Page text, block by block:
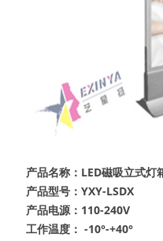
产品名称：LED磁吸立式灯
产品型号：YXY-LSDX
产品电源：110-240V
工作温度： -10°-+40°